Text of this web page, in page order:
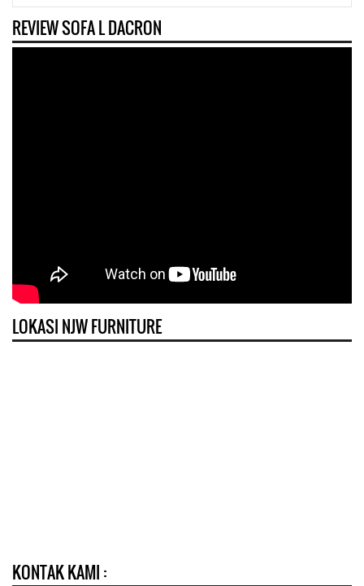
REVIEW SOFA L DACRON
LOKASI NJW FURNITURE
KONTAK KAMI :